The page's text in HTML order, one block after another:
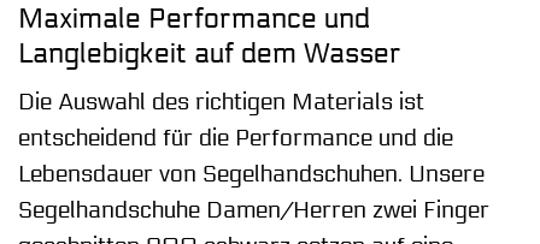
Maximale Performance und
Langlebigkeit auf dem Wasser
Die Auswahl des richtigen Materials ist
entscheidend für die Performance und die
Lebensdauer von Segelhandschuhen. Unsere
Segelhandschuhe Damen/Herren zwei Finger